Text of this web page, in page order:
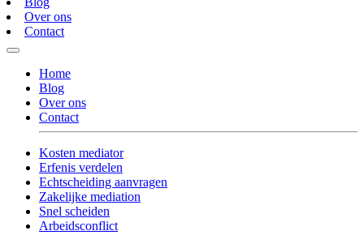
Over ons
Contact
Home
Blog
Over ons
Contact
Kosten mediator
Erfenis verdelen
Echtscheiding aanvragen
Zakelijke mediation
Snel scheiden
Arbeidsconflict